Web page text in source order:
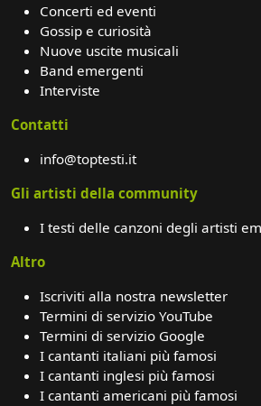
Concerti ed eventi
Gossip e curiosità
Nuove uscite musicali
Band emergenti
Interviste
Contatti
info@toptesti.it
Gli artisti della community
I testi delle canzoni degli artisti
Altro
Iscriviti alla nostra newsletter
Termini di servizio YouTube
Termini di servizio Google
I cantanti italiani più famosi
I cantanti inglesi più famosi
I cantanti americani più famosi